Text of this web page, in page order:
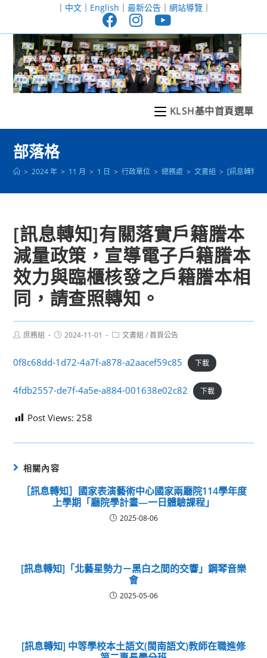
至
｜ 中文｜ English ｜ 最新公告｜ 網站導覽｜
KLSH基中首頁選單
部落格
> 2024 年 > 11 月 > 1 日 > 行政單位 > 總務處 > 文書組 > [訊息轉知]
[訊息轉知]有關落實戶籍謄本
減量政策，宣導電子戶籍謄本
效力與臨櫃核發之戶籍謄本相
同，請查照轉知。
Post庶務組
Post2024-11-01
Post文書組 / 首頁公告
0f8c68dd-1d72-4a7f-a878-a2aacef59c85 下載
4fdb2557-de7f-4a5e-a884-001638e02c82 下載
Post Views: 258
相關內容
［訊息轉知］國家表演藝術中心國家兩廳院114學年度
上學期「廳院學計畫—一日體驗課程」
2025-08-06
[訊息轉知]「北藝星勢力－黑白之間的交響」鋼琴音樂
會
2025-05-06
[訊息轉知] 中等學校本土語文(閩南語文)教師在職進修